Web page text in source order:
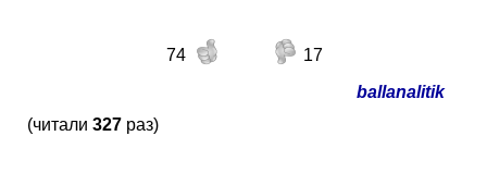
74
17
ballanalitik
(читали 327 раз)